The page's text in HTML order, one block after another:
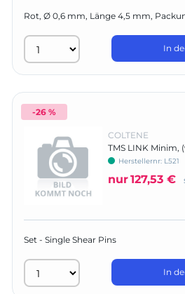
Rot, Ø 0,6 mm, Länge 4,5 mm,
In
-26 %
COLTENE
TMS LINK Minim,
KitHerstellernr: L521
nur127,53 €
Set - Single Shear Pins
In